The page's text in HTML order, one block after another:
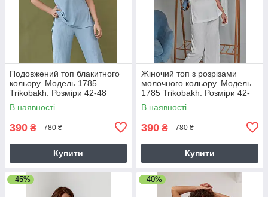
Подовжений топ блакитного
кольору. Модель 1785
Trikobakh. Розміри 42-48
В наявності
390 ₴ 780 ₴
Купити
Жіночий топ з розрізами
молочного кольору. Модель
1785 Trikobakh. Розміри 42-
48
В наявності
390 ₴ 780 ₴
Купити
–45% –40%